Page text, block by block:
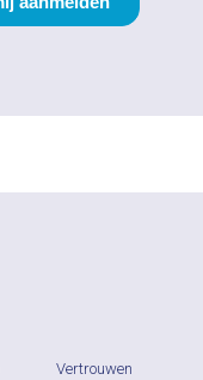
Vertrouwen